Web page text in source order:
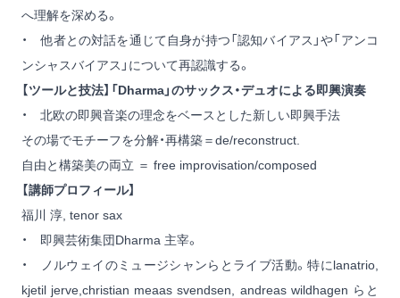
へ理解を深める。
・ 他者との対話を通じて自身が持つ「認知バイアス」や「アンコ
ンシャスバイアス」について再認識する。
【ツールと技法】「Dharma」のサックス・デュオによる即興演奏
・ 北欧の即興音楽の理念をベースとした新しい即興手法
その場でモチーフを分解・再構築＝de/reconstruct.
自由と構築美の両立 ＝ free improvisation/composed
【講師プロフィール】
福川 淳, tenor sax
・ 即興芸術集団Dharma 主宰。
・ ノルウェイのミュージシャンらとライブ活動。特にlanatrio,
kjetil jerve,christian meaas svendsen, andreas wildhagen らと